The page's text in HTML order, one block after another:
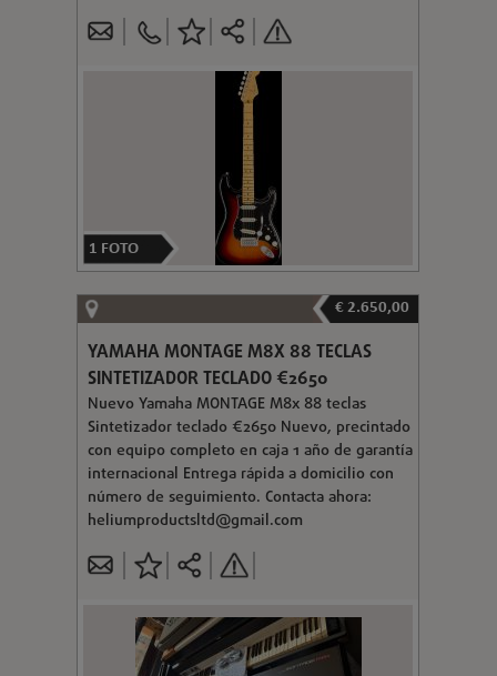
1 FOTO
€ 2.650,00
YAMAHA MONTAGE M8X 88 TECLAS
SINTETIZADOR TECLADO €2650
Nuevo Yamaha MONTAGE M8x 88 teclas
Sintetizador teclado €2650 Nuevo, precintado
con equipo completo en caja 1 año de garantía
internacional Entrega rápida a domicilio con
número de seguimiento. Contacta ahora:
heliumproductsltd@gmail.com